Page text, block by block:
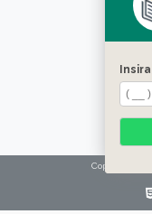
Copyright ©